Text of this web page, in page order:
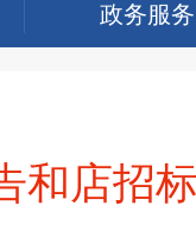
政务服务
和店招